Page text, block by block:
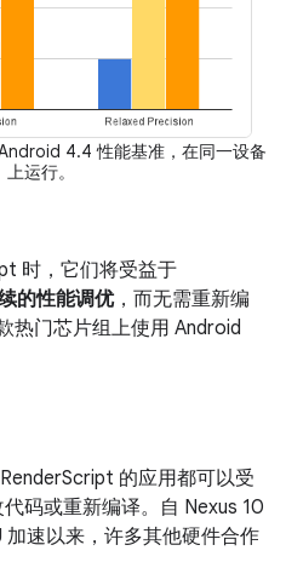
4.4 性能基准，在同一设备
运行。
时，它们将受益于
的性能调优，而无需重新编
热门芯片组上使用 Android
的应用都可以受
码或重新编译。自 Nexus 10
速以来，许多其他硬件合作